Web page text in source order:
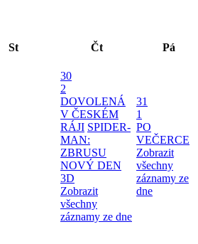
St Čt Pá
30
2
DOVOLENÁ
V ČESKÉM
RÁJI SPIDER-
MAN:
ZBRUSU
NOVÝ DEN
3D
Zobrazit
všechny
záznamy ze dne
31
1
PO
VEČERCE
Zobrazit
všechny
záznamy ze
dne